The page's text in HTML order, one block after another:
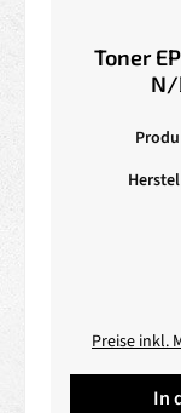
Toner
N/
Preise inkl.
In